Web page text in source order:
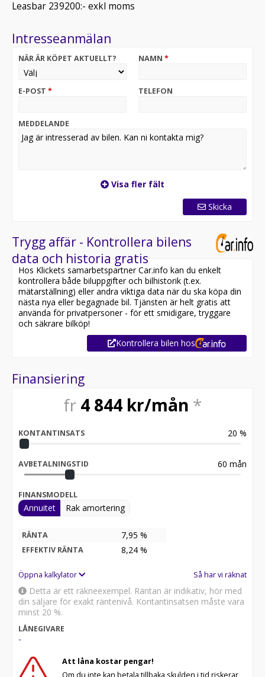
Leasbar 239200:- exkl moms
Intresseanmälan
NÄR ÄR KÖPET AKTUELLT? NAMN *
E-POST * TELEFON
MEDDELANDE
Visa fler fält
Skicka
Trygg affär - Kontrollera bilens
data och historia gratis
Hos Klickets samarbetspartner Car.info kan du enkelt
kontrollera både biluppgifter och bilhistorik (t.ex.
mätarställning) eller andra viktiga data när du ska köpa din
nästa nya eller begagnade bil. Tjänsten är helt gratis att
använda för privatpersoner - för ett smidigare, tryggare
och säkrare bilköp!
Kontrollera bilen hos
Finansiering
fr 4 844 kr/mån *
KONTANTINSATS 20 %
AVBETALNINGSTID 60 mån
FINANSMODELL
Annuitet Rak amortering
RÄNTA 7,95 %
EFFEKTIV RÄNTA 8,24 %
Öppna kalkylator Så har vi räknat
Detta är ett räkneexempel. Räntan är indikativ, hör med
din säljare för exakt räntenivå. Kontantinsatsen måste vara
minst 20 %.
LÅNEGIVARE
-
Att låna kostar pengar!
Om du inte kan betala tillbaka skulden i tid riskerar